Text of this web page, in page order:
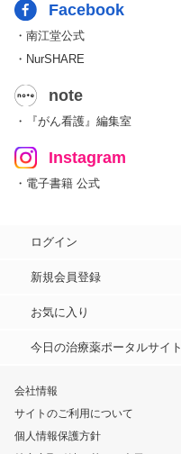
Facebook
・南江堂公式
・NurSHARE
note
・『がん看護』編集室
Instagram
・電子書籍 公式
ログイン
新規会員登録
お気に入り
今日の治療薬ポータルサイト
会社情報
サイトのご利用について
個人情報保護方針